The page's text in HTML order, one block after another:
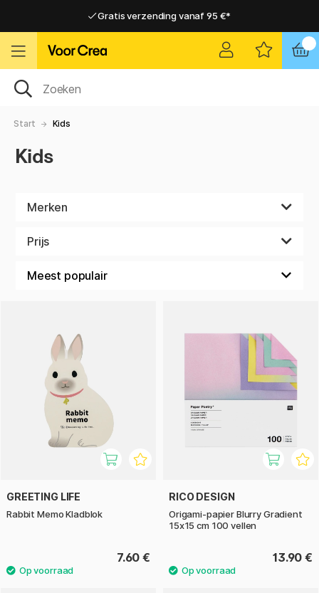
Gratis verzending vanaf 95 €*
Gratis verzending vanaf 95 €*
Start Kids
Kids
Merken
Prijs
GREETING LIFE
Rabbit Memo Kladblok
7.60 €
RICO DESIGN
Origami-papier Blurry Gradient
15x15 cm 100 vellen
13.90 €